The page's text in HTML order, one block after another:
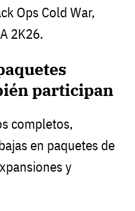
Ops Cold War,
2K26.
participan
completos,
en paquetes de
y